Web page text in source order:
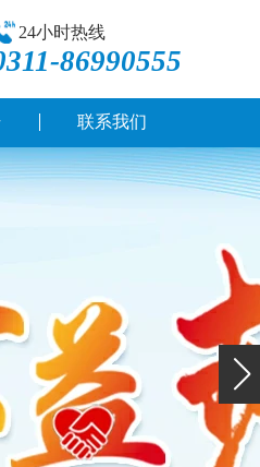
24小时热线
86990555
联系我们